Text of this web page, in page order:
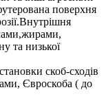
поверхня
та низької
скоб-сходів
Євроскоба ( до